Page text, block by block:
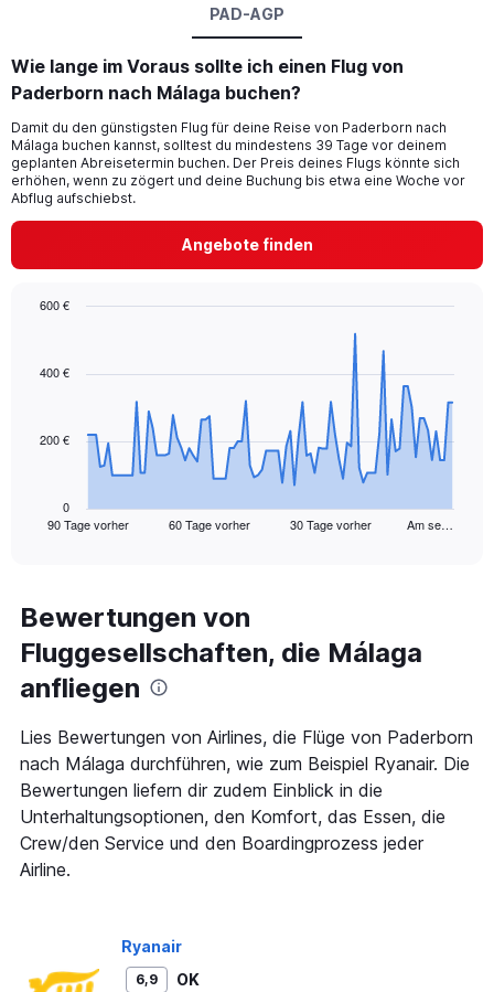
PAD-AGP
Wie lange im Voraus sollte ich einen Flug von
Paderborn nach Málaga buchen?
Damit du den günstigsten Flug für deine Reise von Paderborn nach
Málaga buchen kannst, solltest du mindestens 39 Tage vor deinem
geplanten Abreisetermin buchen. Der Preis deines Flugs könnte sich
erhöhen, wenn zu zögert und deine Buchung bis etwa eine Woche vor
Abflug aufschiebst.
Angebote finden
data
The
Range:
91
categories.
The
chart
1
Y
displaying
values.
Range:
0
to
90 Tage vorher 60 Tage vorher 30 Tage vorher Am se…
0
200 €
400 €
600 €
End
Bewertungen von
Fluggesellschaften, die Málaga
anfliegen
Lies Bewertungen von Airlines, die Flüge von Paderborn
nach Málaga durchführen, wie zum Beispiel Ryanair. Die
Bewertungen liefern dir zudem Einblick in die
Unterhaltungsoptionen, den Komfort, das Essen, die
Crew/den Service und den Boardingprozess jeder
Airline.
Ryanair
6,9 OK